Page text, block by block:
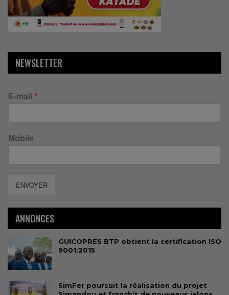
NEWSLETTER
E-mail *
Mobile
ENVOYER
ANNONCES
GUICOPRES BTP obtient la certification ISO
9001:2015
SimFer poursuit la réalisation du projet